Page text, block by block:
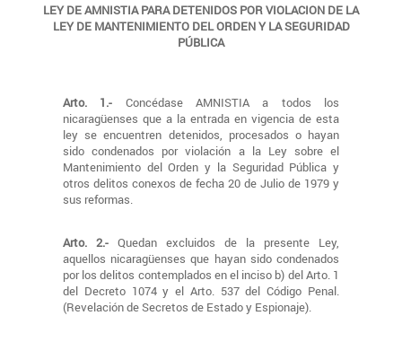
LEY DE AMNISTIA PARA DETENIDOS POR VIOLACION DE LA
LEY DE MANTENIMIENTO DEL ORDEN Y LA SEGURIDAD
PÚBLICA
Arto. 1.- Concédase AMNISTIA a todos los
nicaragüenses que a la entrada en vigencia de esta
ley se encuentren detenidos, procesados o hayan
sido condenados por violación a la Ley sobre el
Mantenimiento del Orden y la Seguridad Pública y
otros delitos conexos de fecha 20 de Julio de 1979 y
sus reformas.
Arto. 2.- Quedan excluidos de la presente Ley,
aquellos nicaragüenses que hayan sido condenados
por los delitos contemplados en el inciso b) del Arto. 1
del Decreto 1074 y el Arto. 537 del Código Penal.
(Revelación de Secretos de Estado y Espionaje).